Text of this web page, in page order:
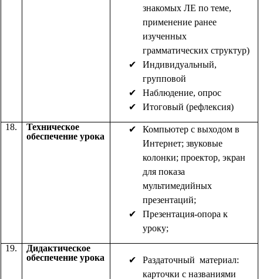
знакомых ЛЕ по теме,
применение ранее
изученных
грамматических структур)
Индивидуальный,
групповой
Наблюдение, опрос
Итоговый (рефлексия)
18.
Техническое
обеспечение урока
Компьютер с выходом в
Интернет; звуковые
колонки; проектор, экран
для показа
мультимедийных
презентаций;
Презентация-опора к
уроку;
19.
Дидактическое
обеспечение урока
Раздаточный материал:
карточки с названиями